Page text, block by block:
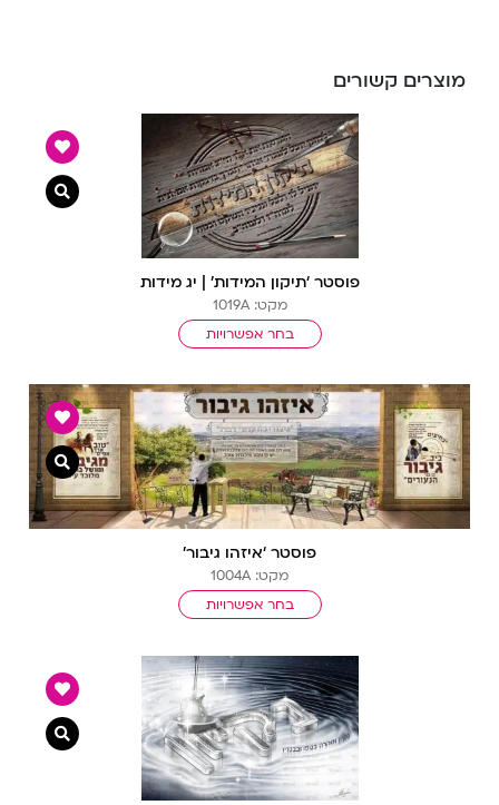
מוצרים קשורים
פוסטר ‘תיקון המידות’ | יג מידות
מקט: 1019A
בחר אפשרויות
צפייה
פוסטר ‘איזהו גיבור’
מקט: 1004A
בחר אפשרויות
צפייה
צפייה